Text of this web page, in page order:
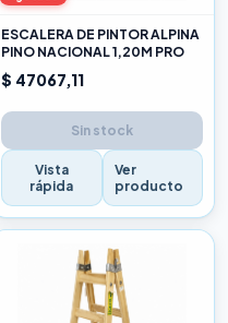
ESCALERA DE PINTOR ALPINA
PINO NACIONAL 1,20M PRO
$ 47067,11
Sin stock
Vista
rápida
Ver
producto